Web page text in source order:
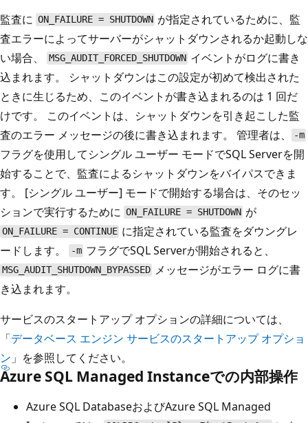
監査に ON_FAILURE = SHUTDOWN が指定されているために、監
査エラーによってサーバーがシャットダウンされるか起動しな
い場合、
MSG_AUDIT_FORCED_SHUTDOWN イベントがログに書き
込まれます。 シャットダウンはこの設定が初めて検出された
ときに生じるため、このイベントが書き込まれるのは 1 回だ
けです。 このイベントは、シャットダウンを引き起こした監
査のエラー メッセージの後に書き込まれます。 管理者は、
-m
フラグを使用してシングル ユーザー モードでSQL Serverを開
始することで、監査によるシャットダウンをバイパスできま
す。 [シングル ユーザー] モードで開始する場合は、そのセッ
ションで実行するために ON_FAILURE = SHUTDOWN が
ON_FAILURE = CONTINUE に指定されている監査をダウングレ
ードします。
-m フラグでSQL Serverが開始されると、
MSG_AUDIT_SHUTDOWN_BYPASSED メッセージがエラー ログに書
き込まれます。
サービスのスタートアップ オプションの詳細については、
「データベース エンジン サービスのスタートアップ オプショ
ン 」を参照してください。
Azure SQL Managed Instanceでの内部操作
Azure SQL DatabaseおよびAzure SQL Managed